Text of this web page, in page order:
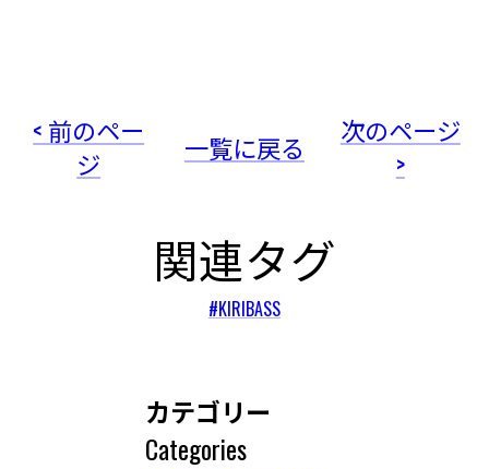
< 前のペー
ジ
一覧に戻る
次のページ
>
関連タグ
#KIRIBASS
カテゴリー
Categories